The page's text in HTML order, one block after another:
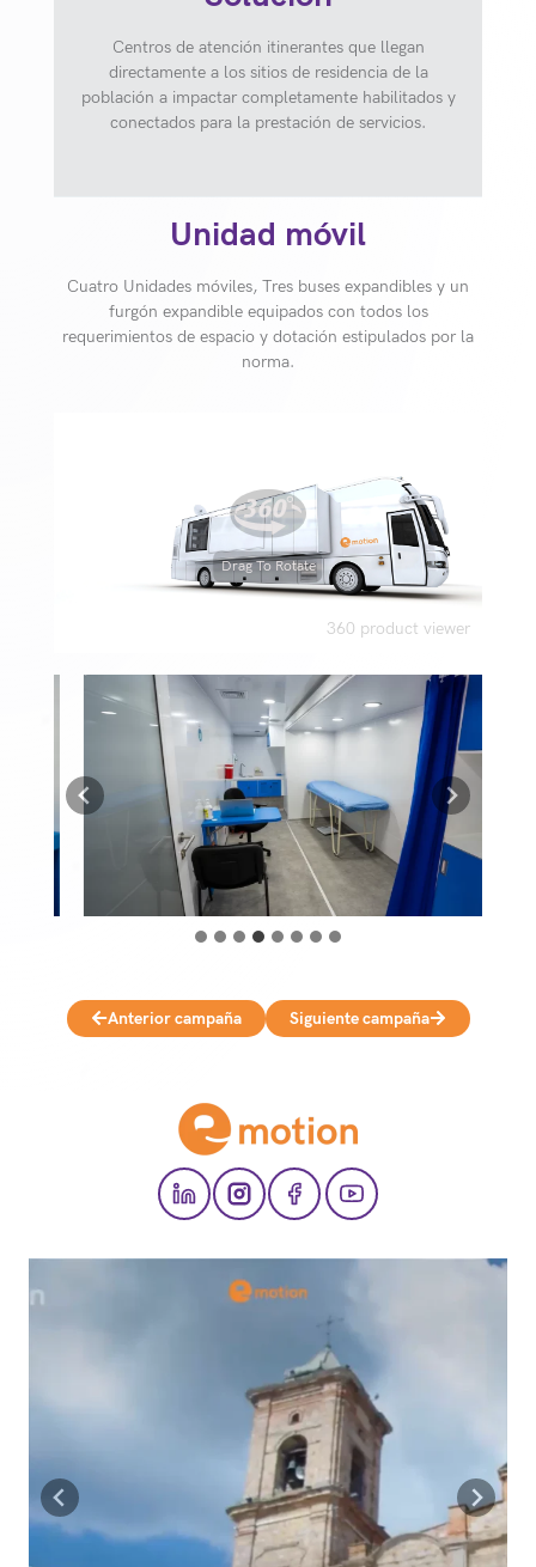
Centros de atención itinerantes que llegan
directamente a los sitios de residencia de la
población a impactar completamente habilitados y
conectados para la prestación de servicios.
Unidad móvil
Cuatro Unidades móviles, Tres buses expandibles y un
furgón expandible equipados con todos los
requerimientos de espacio y dotación estipulados por la
norma.
360 product viewer
Drag To Rotate
Anterior campaña Siguiente campaña